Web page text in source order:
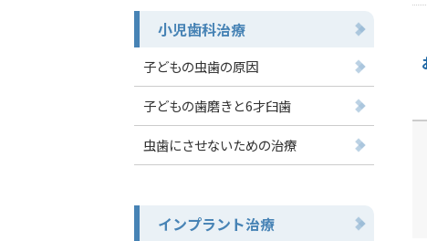
小児歯科治療
子どもの虫歯の原因
子どもの歯磨きと6才臼歯
虫歯にさせないための治療
インプラント治療